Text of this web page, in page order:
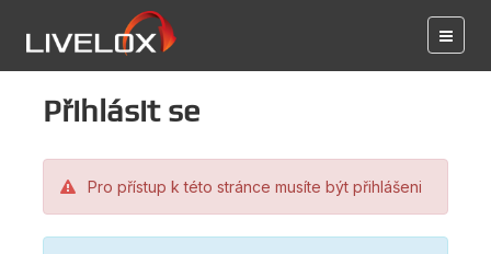
Přihlásit se
Pro přístup k této stránce musíte být přihlášeni